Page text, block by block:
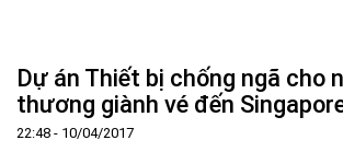
Lịch sử hình thành và phát triển
Tầm nhìn - Sứ mệnh
Tin tức - sự kiện
Ban Quản lý Khu
Quy hoạch
Dự án Thiết bị chống ngã cho
thương giành vé đến
22:48 - 10/04/2017